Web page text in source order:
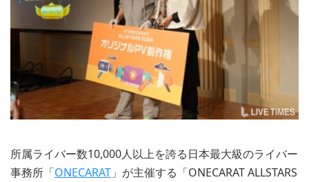
所属ライバー数10,000人以上を誇る日本最大級のライバー
事務所「ONECARAT 」が主催する「ONECARAT ALLSTARS